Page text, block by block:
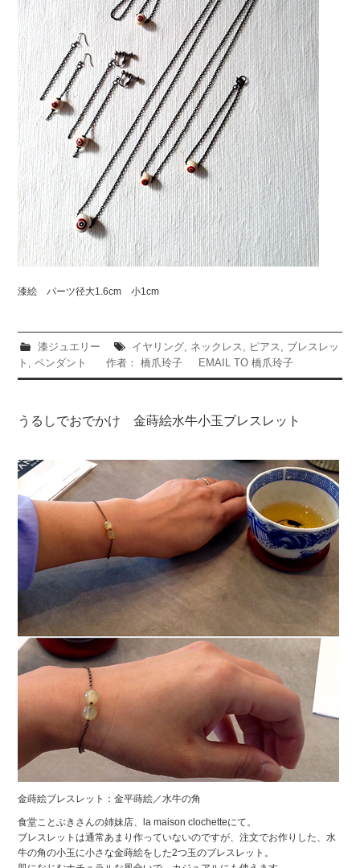
漆絵 パーツ径大1.6cm 小1cm
漆ジュエリー イヤリング, ネックレス , ピアス , ブレスレッ
ト ,ペンダント 作者： 橋爪玲子 EMAIL TO 橋爪玲子
うるしでおでかけ 金蒔絵水牛小玉ブレスレット
金蒔絵ブレスレット：金平蒔絵／水牛の角
食堂ことぶきさんの姉妹店、la maison clochetteにて。
ブレスレットは通常あまり作っていないのですが、注文でお作りした、水
牛の角の小玉に小さな金蒔絵をした2つ玉のブレスレット。